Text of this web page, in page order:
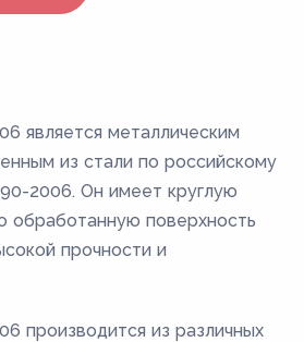
является металлическим
из стали по российскому
2006. Он имеет круглую
обработанную поверхность
прочности и
производится из различных